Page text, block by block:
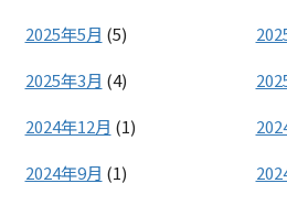
2025年5月 (5)
2025年3月 (4)
2024年12月 (1)
2024年9月 (1)